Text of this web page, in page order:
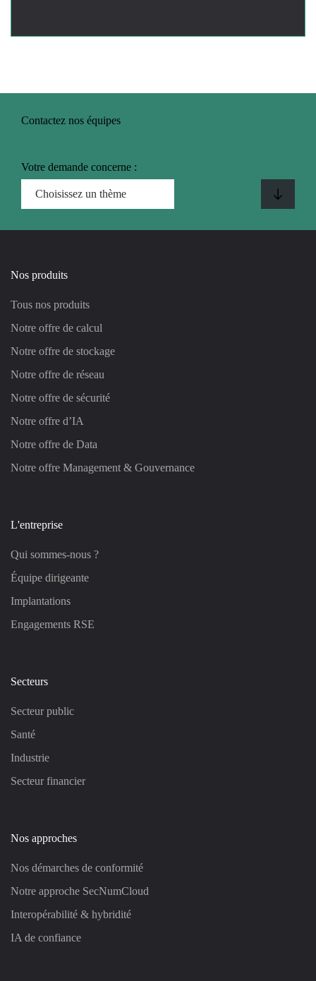
Contactez nos équipes
Votre demande concerne :
Nos produits
Tous nos produits
Notre offre de calcul
Notre offre de stockage
Notre offre de réseau
Notre offre de sécurité
Notre offre d’IA
Notre offre de Data
Notre offre Management & Gouvernance
L'entreprise
Qui sommes-nous ?
Équipe dirigeante
Implantations
Engagements RSE
Secteurs
Secteur public
Santé
Industrie
Secteur financier
Nos approches
Nos démarches de conformité
Notre approche SecNumCloud
Interopérabilité & hybridité
IA de confiance